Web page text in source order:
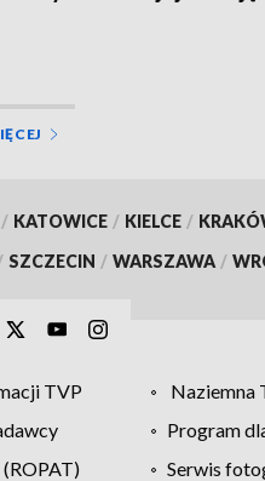
/ KATOWICE / KIELCE /
SZCZECIN / WARSZAWA /
TVP Naziemna
Program
Serwis